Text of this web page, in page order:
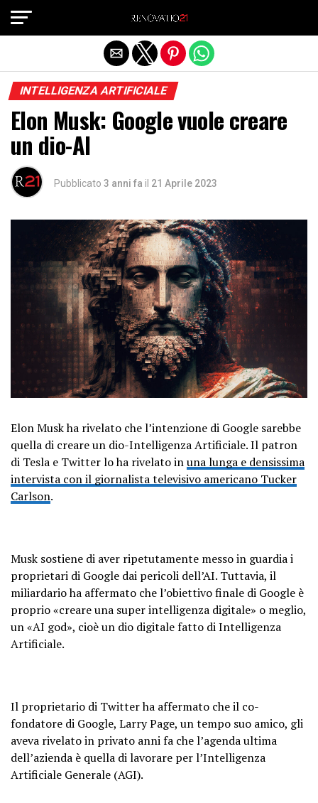
INTELLIGENZA ARTIFICIALE
Elon Musk: Google vuole creare
un dio-AI
Pubblicato 3 anni fa il 21 Aprile 2023
Elon Musk ha rivelato che l’intenzione di Google sarebbe
quella di creare un dio-Intelligenza Artificiale. Il patron
di Tesla e Twitter lo ha rivelato inuna lunga e densissima
intervista con il giornalista televisivo americano Tucker
Carlson.
Musk sostiene di aver ripetutamente messo in guardia i
proprietari di Google dai pericoli dell’AI. Tuttavia, il
miliardario ha affermato che l’obiettivo finale di Google è
proprio «creare una super intelligenza digitale» o meglio,
un «AI god», cioè un dio digitale fatto di Intelligenza
Artificiale.
Il proprietario di Twitter ha affermato che il co-
fondatore di Google, Larry Page, un tempo suo amico, gli
aveva rivelato in privato anni fa che l’agenda ultima
dell’azienda è quella di lavorare per l’Intelligenza
Artificiale Generale (AGI).
Exit mobile version